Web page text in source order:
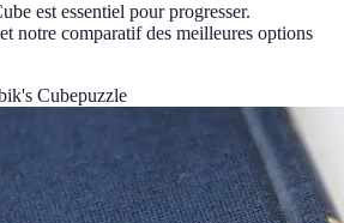
est essentiel pour progresser.
notre comparatif des meilleures options
Cubepuzzle